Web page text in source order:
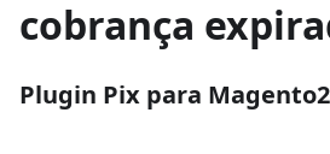
cobrança
Plugin Pix para Magento2